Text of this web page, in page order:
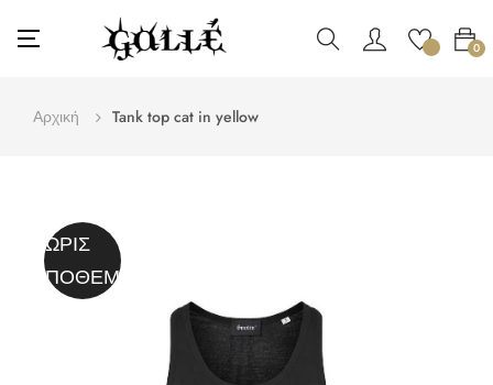
Toggle
navigation
☰ 0
Αρχική Tank top cat in yellow
ΧΩΡΊΣ
ΑΠΌΘΕΜΑ